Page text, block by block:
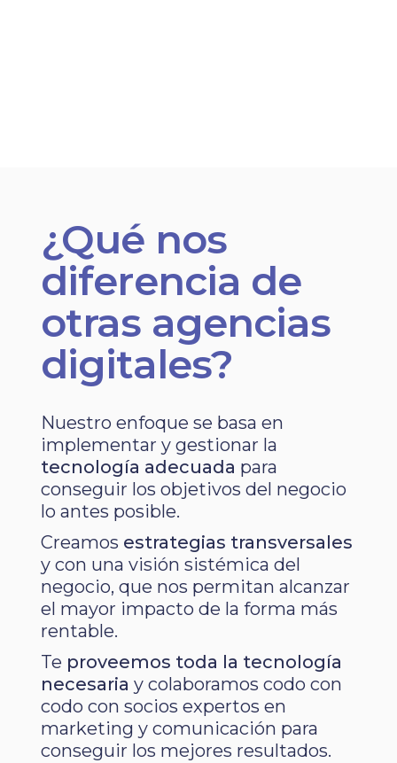
¿Qué nos
diferencia de
otras agencias
digitales?
Nuestro enfoque se basa en
implementar y gestionar la
tecnología adecuada para
conseguir los objetivos del negocio
lo antes posible.
Creamos estrategias transversales
y con una visión sistémica del
negocio, que nos permitan alcanzar
el mayor impacto de la forma más
rentable.
Te proveemos toda la tecnología
necesaria y colaboramos codo con
codo con socios expertos en
marketing y comunicación para
conseguir los mejores resultados.